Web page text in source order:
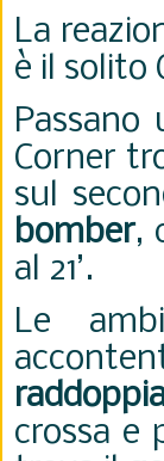
La
è il solito
Corner
sul
bomber,
al 21’.
Le
crossa e